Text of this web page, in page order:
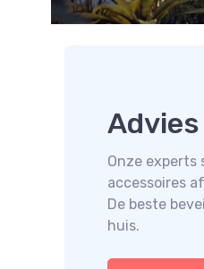
Onze experts
accessoires
De beste
huis.